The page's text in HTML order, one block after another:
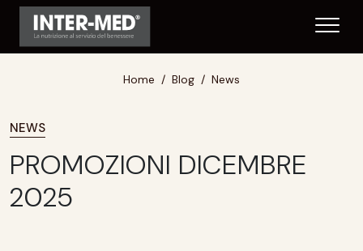
Home Blog News
NEWS
PROMOZIONI DICEMBRE
2025